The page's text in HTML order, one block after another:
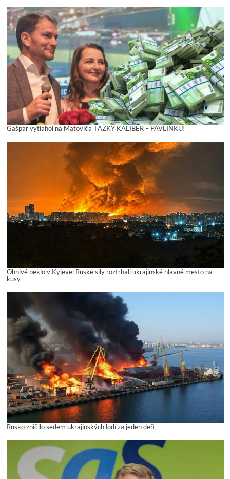
Gašpar vytiahol na Matoviča ŤAŽKÝ KALIBER – PAVLÍNKU!
Ohnivé peklo v Kyjeve: Ruské sily roztrhali ukrajinské hlavné mesto na
kusy
Rusko zničilo sedem ukrajinských lodí za jeden deň